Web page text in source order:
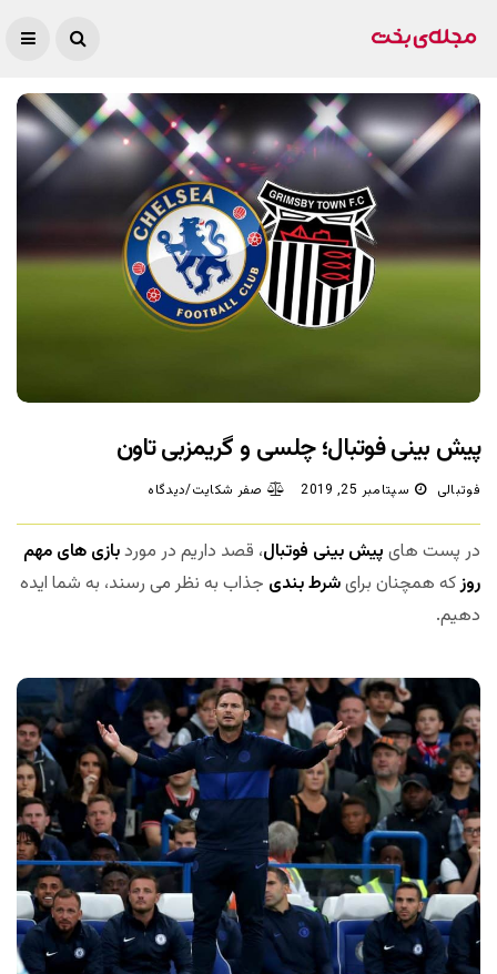
پیش بینی فوتبال؛ چلسی و گریمزبی تاون
فوتبالی سپتامبر 25, 2019 صفر شکایت/دیدگاه
در پست های پیش بینی فوتبال، قصد داریم در موردبازی های مهم
روزکه همچنان برایشرط بندی جذاب به نظر می رسند، به شما ایده
دهیم.